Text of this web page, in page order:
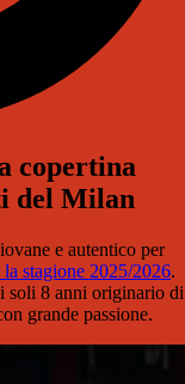
copertina
del Milan
e autentico per
stagione 2025/2026.
soli 8 anni originario di
grande passione.